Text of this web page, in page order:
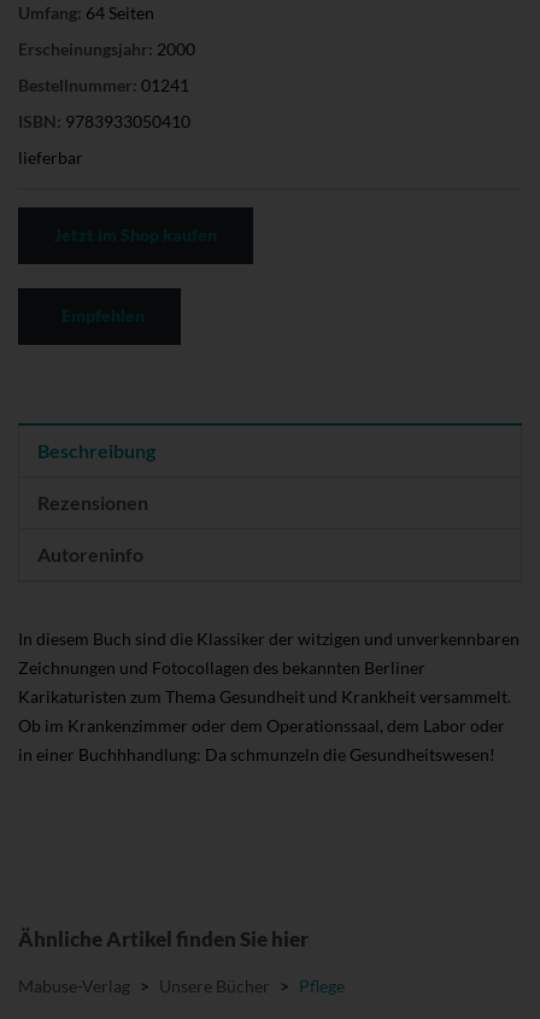
Umfang: 64 Seiten
Erscheinungsjahr: 2000
Bestellnummer: 01241
ISBN: 9783933050410
lieferbar
Beschreibung
Rezensionen
Autoreninfo
In diesem Buch sind die Klassiker der witzigen und unverkennbaren
Zeichnungen und Fotocollagen des bekannten Berliner
Karikaturisten zum Thema Gesundheit und Krankheit versammelt.
Ob im Krankenzimmer oder dem Operationssaal, dem Labor oder
in einer Buchhhandlung: Da schmunzeln die Gesundheitswesen!
Ähnliche Artikel finden Sie hier
Mabuse-Verlag > Unsere Bücher > Pflege